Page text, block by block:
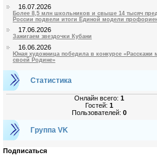
16.07.2026
Более 8,5 млн школьников и свыше 14 тысяч
России подвели итоги Единой модели
17.06.2026
Зажигаем звездочки Кубани
16.06.2026
Юная художница победила в конкурсе «Расскажи
своей Родине»
Статистика
Онлайн всего:1
Гостей:1
Пользователей:0
Группа VK
Подписаться